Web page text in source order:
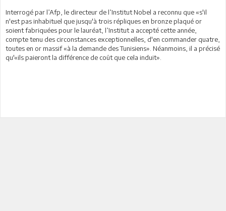
Interrogé par l’Afp, le directeur de l’Institut Nobel a reconnu que «s'il
n'est pas inhabituel que jusqu'à trois répliques en bronze plaqué or
soient fabriquées pour le lauréat, l’Institut a accepté cette année,
compte tenu des circonstances exceptionnelles, d'en commander quatre,
toutes en or massif «à la demande des Tunisiens». Néanmoins, il a précisé
qu'«ils paieront la différence de coût que cela induit».